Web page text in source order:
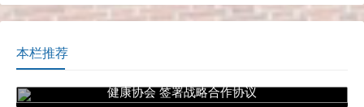
本栏推荐
上海市计算技术研究所有限公司与中国职业安全
健康协会 签署战略合作协议